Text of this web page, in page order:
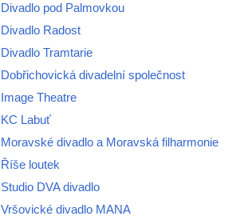
Divadlo pod Palmovkou
Divadlo Radost
Divadlo Tramtarie
Dobřichovická divadelní společnost
Image Theatre
KC Labuť
Moravské divadlo a Moravská filharmonie
Říše loutek
Studio DVA divadlo
Vršovické divadlo MANA